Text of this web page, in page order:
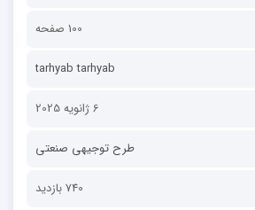
100 صفحه
tarhyab tarhyab
6 ژانویه 2025
طرح توجیهی صنعتی
740 بازدید